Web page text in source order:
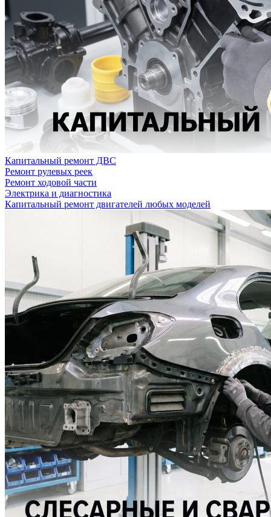
Капитальный ремонт ДВС
Ремонт рулевых реек
Ремонт ходовой части
Электрика и диагностика
Капитальный ремонт двигателей любых моделей